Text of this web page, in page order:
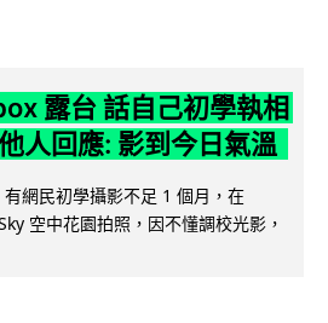
露台 話自己初學執相
人回應: 影到今日氣溫
有網民初學攝影不足 1 個月，在
空中花園拍照，因不懂調校光影，